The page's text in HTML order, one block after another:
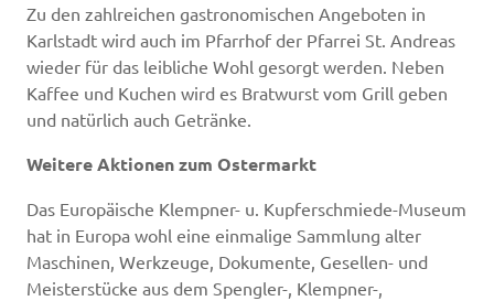
Zu den zahlreichen gastronomischen Angeboten in
Karlstadt wird auch im Pfarrhof der Pfarrei St. Andreas
wieder für das leibliche Wohl gesorgt werden. Neben
Kaffee und Kuchen wird es Bratwurst vom Grill geben
und natürlich auch Getränke.
Weitere Aktionen zum Ostermarkt
Das Europäische Klempner- u. Kupferschmiede-Museum
hat in Europa wohl eine einmalige Sammlung alter
Maschinen, Werkzeuge, Dokumente, Gesellen- und
Meisterstücke aus dem Spengler-, Klempner-,